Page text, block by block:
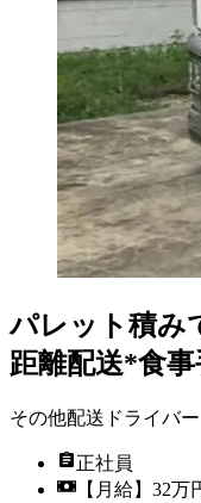
パレット積み
距離配送*食
その他配送ドライバー
正社員
【月給】32万